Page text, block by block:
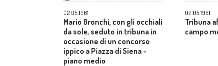
02.05.1961
Mario Gronchi, con gli occhiali
da sole, seduto in tribuna in
occasione di un concorso
ippico a Piazza di Siena -
piano medio
02.05.1961
Tribuna
campo